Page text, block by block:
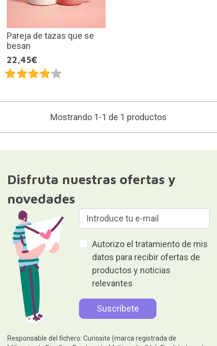
Pareja de tazas que se
besan
22,45€
Mostrando 1-1 de 1 productos
Disfruta nuestras ofertas y
novedades
Autorizo el tratamiento de mis
datos para recibir ofertas de
productos y noticias
relevantes
Responsable del fichero: Curiosite (marca registrada de